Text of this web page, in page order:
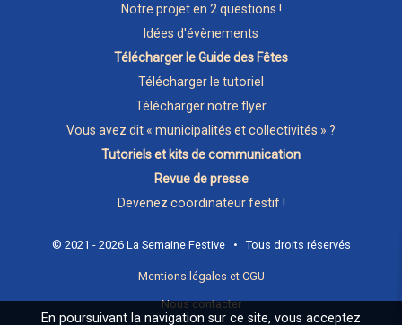
Notre projet en 2 questions !
Idées d'évènements
Télécharger le Guide des Fêtes
Télécharger le tutoriel
Télécharger notre flyer
Vous avez dit « municipalités et collectivités » ?
Tutoriels et kits de communication
Revue de presse
Devenez coordinateur festif !
© 2021 - 2026 La Semaine Festive • Tous droits réservés
Mentions légales et CGU
Nous contacter
En poursuivant la navigation sur ce site, vous acceptez